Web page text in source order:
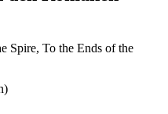
Spire, To the Ends of the